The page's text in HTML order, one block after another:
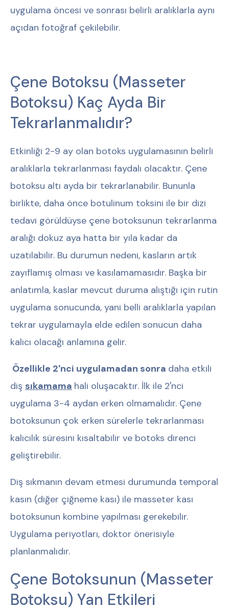
uygulama öncesi ve sonrası belirli aralıklarla aynı
açıdan fotoğraf çekilebilir.
Çene Botoksu (Masseter
Botoksu) Kaç Ayda Bir
Tekrarlanmalıdır?
Etkinliği 2-9 ay olan botoks uygulamasının belirli
aralıklarla tekrarlanması faydalı olacaktır. Çene
botoksu altı ayda bir tekrarlanabilir. Bununla
birlikte, daha önce botulinum toksini ile bir dizi
tedavi görüldüyse çene botoksunun tekrarlanma
aralığı dokuz aya hatta bir yıla kadar da
uzatılabilir. Bu durumun nedeni, kasların artık
zayıflamış olması ve kasılamamasıdır. Başka bir
anlatımla, kaslar mevcut duruma alıştığı için rutin
uygulama sonucunda, yani belli aralıklarla yapılan
tekrar uygulamayla elde edilen sonucun daha
kalıcı olacağı anlamına gelir.
Özellikle 2'nci uygulamadan sonra daha etkili
diş sıkamama hali oluşacaktır. İlk ile 2'nci
uygulama 3-4 aydan erken olmamalıdır. Çene
botoksunun çok erken sürelerle tekrarlanması
kalıcılık süresini kısaltabilir ve botoks direnci
geliştirebilir.
Diş sıkmanın devam etmesi durumunda temporal
kasın (diğer çiğneme kası) ile masseter kası
botoksunun kombine yapılması gerekebilir.
Uygulama periyotları, doktor önerisiyle
planlanmalıdır.
Çene Botoksunun (Masseter
Botoksu) Yan Etkileri